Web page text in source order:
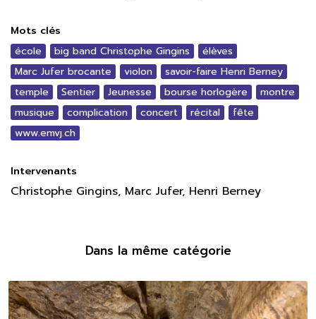
Mots clés
école big band Christophe Gingins
élèves
Marc Jufer brocante
violon
savoir-faire Henri Berney
temple
Sentier Jeunesse bourse horlogère
montre
musique
complication concert récital
fête
www.emvj.ch
Intervenants
Christophe Gingins, Marc Jufer, Henri Berney
Dans la même catégorie